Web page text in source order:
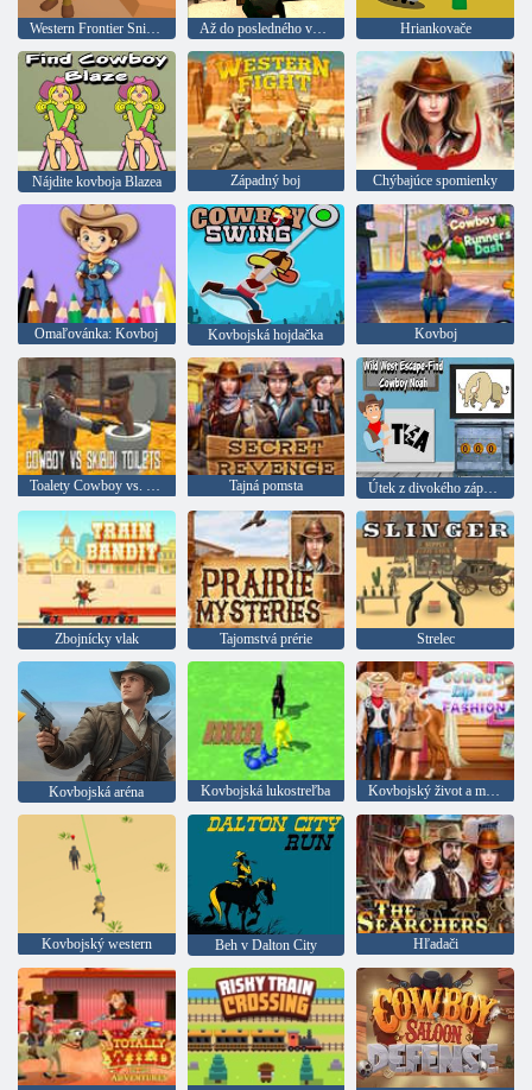
Western Frontier Sniper 3D Až do posledného výstrelu Hriankovače
Nájdite kovboja Blazea Západný boj Chýbajúce spomienky
Omaľovánka: Kovboj Kovbojská hojdačka Kovboj
Toalety Cowboy vs. Skibidi Tajná pomsta
Zbojnícky vlak Tajomstvá prérie Strelec
Kovbojská aréna Kovbojská lukostreľba
Kovbojský western Beh v Dalton City Hľadači